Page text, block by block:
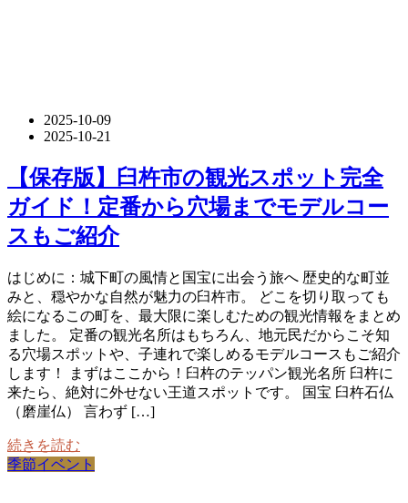
2025-10-09
2025-10-21
【保存版】臼杵市の観光スポット完全
ガイド！定番から穴場までモデルコー
スもご紹介
はじめに：城下町の風情と国宝に出会う旅へ 歴史的な町並
みと、穏やかな自然が魅力の臼杵市。 どこを切り取っても
絵になるこの町を、最大限に楽しむための観光情報をまとめ
ました。 定番の観光名所はもちろん、地元民だからこそ知
る穴場スポットや、子連れで楽しめるモデルコースもご紹介
します！ まずはここから！臼杵のテッパン観光名所 臼杵に
来たら、絶対に外せない王道スポットです。 国宝 臼杵石仏
（磨崖仏） 言わず […]
続きを読む
季節イベント